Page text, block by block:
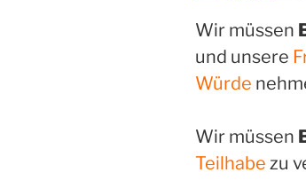
Wir müssen
und unsere
Würde
Wir müssen
Teilhabe zu